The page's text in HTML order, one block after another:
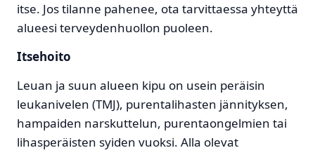
itse. Jos tilanne pahenee, ota tarvittaessa yhteyttä
alueesi terveydenhuollon puoleen.
Itsehoito
Leuan ja suun alueen kipu on usein peräisin
leukanivelen (TMJ), purentalihasten jännityksen,
hampaiden narskuttelun, purentaongelmien tai
lihasperäisten syiden vuoksi. Alla olevat